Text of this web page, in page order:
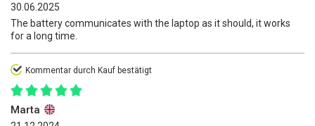
30.06.2025
The battery communicates with the laptop as it should, it works
for a long time.
Kommentar durch Kauf bestätigt
Marta